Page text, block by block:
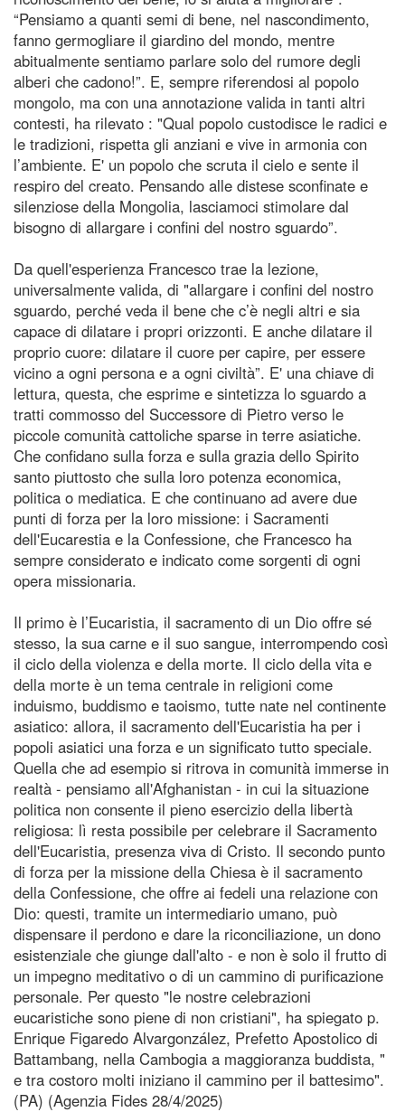
“Pensiamo a quanti semi di bene, nel nascondimento,
fanno germogliare il giardino del mondo, mentre
abitualmente sentiamo parlare solo del rumore degli
alberi che cadono!”. E, sempre riferendosi al popolo
mongolo, ma con una annotazione valida in tanti altri
contesti, ha rilevato : "Qual popolo custodisce le radici e
le tradizioni, rispetta gli anziani e vive in armonia con
l’ambiente. E' un popolo che scruta il cielo e sente il
respiro del creato. Pensando alle distese sconfinate e
silenziose della Mongolia, lasciamoci stimolare dal
bisogno di allargare i confini del nostro sguardo”.
Da quell'esperienza Francesco trae la lezione,
universalmente valida, di "allargare i confini del nostro
sguardo, perché veda il bene che c’è negli altri e sia
capace di dilatare i propri orizzonti. E anche dilatare il
proprio cuore: dilatare il cuore per capire, per essere
vicino a ogni persona e a ogni civiltà”. E' una chiave di
lettura, questa, che esprime e sintetizza lo sguardo a
tratti commosso del Successore di Pietro verso le
piccole comunità cattoliche sparse in terre asiatiche.
Che confidano sulla forza e sulla grazia dello Spirito
santo piuttosto che sulla loro potenza economica,
politica o mediatica. E che continuano ad avere due
punti di forza per la loro missione: i Sacramenti
dell'Eucarestia e la Confessione, che Francesco ha
sempre considerato e indicato come sorgenti di ogni
opera missionaria.
Il primo è l’Eucaristia, il sacramento di un Dio offre sé
stesso, la sua carne e il suo sangue, interrompendo così
il ciclo della violenza e della morte. Il ciclo della vita e
della morte è un tema centrale in religioni come
induismo, buddismo e taoismo, tutte nate nel continente
asiatico: allora, il sacramento dell'Eucaristia ha per i
popoli asiatici una forza e un significato tutto speciale.
Quella che ad esempio si ritrova in comunità immerse in
realtà - pensiamo all'Afghanistan - in cui la situazione
politica non consente il pieno esercizio della libertà
religiosa: lì resta possibile per celebrare il Sacramento
dell'Eucaristia, presenza viva di Cristo. Il secondo punto
di forza per la missione della Chiesa è il sacramento
della Confessione, che offre ai fedeli una relazione con
Dio: questi, tramite un intermediario umano, può
dispensare il perdono e dare la riconciliazione, un dono
esistenziale che giunge dall'alto - e non è solo il frutto di
un impegno meditativo o di un cammino di purificazione
personale. Per questo "le nostre celebrazioni
eucaristiche sono piene di non cristiani", ha spiegato p.
Enrique Figaredo Alvargonzález, Prefetto Apostolico di
Battambang, nella Cambogia a maggioranza buddista, "
e tra costoro molti iniziano il cammino per il battesimo".
(PA) (Agenzia Fides 28/4/2025)